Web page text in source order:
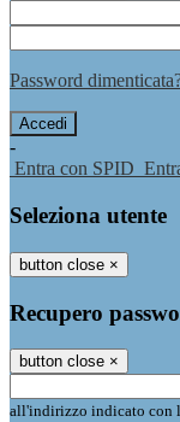
Password
-
Entra con SPID
Seleziona utente
button close ×
Recupero
button close ×
all'indirizzo indicato con